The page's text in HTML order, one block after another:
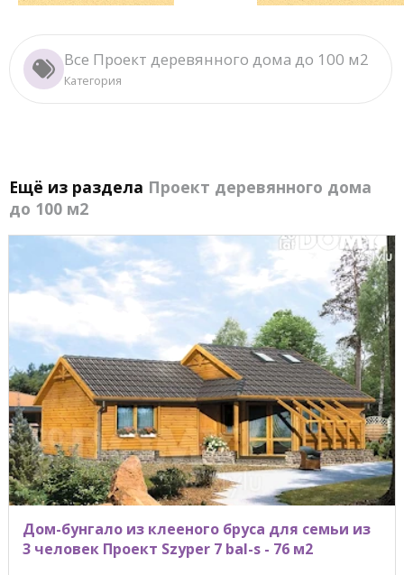
Все Проект деревянного дома до 100 м2
Категория
Ещё из раздела Проект деревянного дома
до 100 м2
Дом-бунгало из клееного бруса для семьи из
3 человек Проект Szyper 7 bal-s - 76 м2